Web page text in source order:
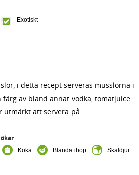
Exotiskt
i detta recept serveras musslorna i
av bland annat vodka, tomatjuice
utmärkt att servera på
Koka Blanda ihop Skaldjur